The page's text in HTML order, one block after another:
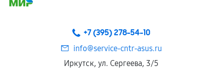
+7 (395) 278-54-10
info@service-cntr-asus.ru
Иркутск, ул. Сергеева, 3/5